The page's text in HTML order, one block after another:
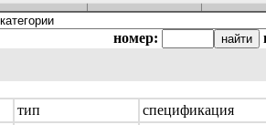
номер:
тип спецификация